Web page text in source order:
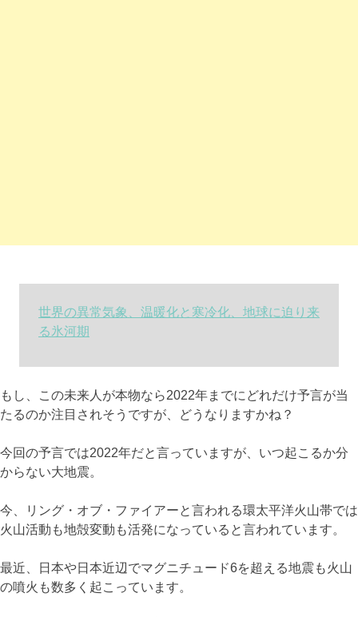
世界の異常気象、温暖化と寒冷化、地球に迫り来
る氷河期
もし、この未来人が本物なら2022年までにどれだけ予言が当
たるのか注目されそうですが、どうなりますかね？
今回の予言では2022年だと言っていますが、いつ起こるか分
からない大地震。
今、リング・オブ・ファイアーと言われる環太平洋火山帯では
火山活動も地殻変動も活発になっていると言われています。
最近、日本や日本近辺でマグニチュード6を超える地震も火山
の噴火も数多く起こっています。